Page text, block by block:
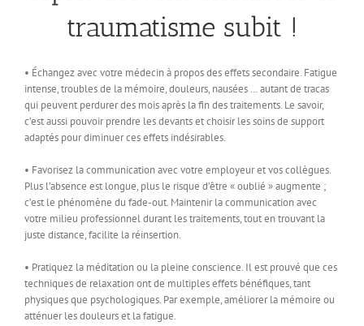
traumatisme subit !
• Échangez avec votre médecin à propos des effets secondaire. Fatigue
intense, troubles de la mémoire, douleurs, nausées … autant de tracas
qui peuvent perdurer des mois après la fin des traitements. Le savoir,
c’est aussi pouvoir prendre les devants et choisir les soins de support
adaptés pour diminuer ces effets indésirables.
• Favorisez la communication avec votre employeur et vos collègues.
Plus l’absence est longue, plus le risque d’être « oublié » augmente ;
c’est le phénomène du fade-out. Maintenir la communication avec
votre milieu professionnel durant les traitements, tout en trouvant la
juste distance, facilite la réinsertion.
• Pratiquez la méditation ou la pleine conscience. Il est prouvé que ces
techniques de relaxation ont de multiples effets bénéfiques, tant
physiques que psychologiques. Par exemple, améliorer la mémoire ou
atténuer les douleurs et la fatigue.